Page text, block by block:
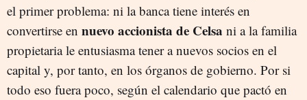
el primer problema: ni la banca tiene interés en
convertirse en nuevo accionista de Celsa ni a la familia
propietaria le entusiasma tener a nuevos socios en el
capital y, por tanto, en los órganos de gobierno. Por si
todo eso fuera poco, según el calendario que pactó en